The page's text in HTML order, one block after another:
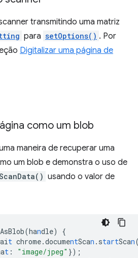
transmitindo uma matriz
para setOptions() . Por
Digitalizar uma página de
como um blob
maneira de recuperar uma
um blob e demonstra o uso de
usando o valor de
ndle)
{
t chrome.documentScan .startScan
t : "image/jpeg" });